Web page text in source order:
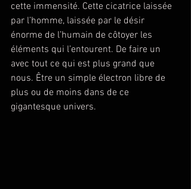
cette immensité. Cette cicatrice laissée
par l’homme, laissée par le désir
énorme de l’humain de côtoyer les
éléments qui l’entourent. De faire un
avec tout ce qui est plus grand que
nous. Être un simple électron libre de
plus ou de moins dans de ce
gigantesque univers.